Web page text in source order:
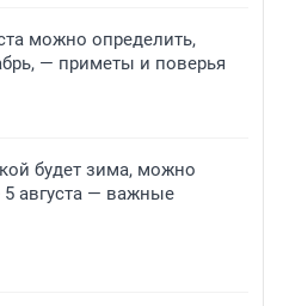
можно определить,
— приметы и поверья
будет зима, можно
5 августа — важные